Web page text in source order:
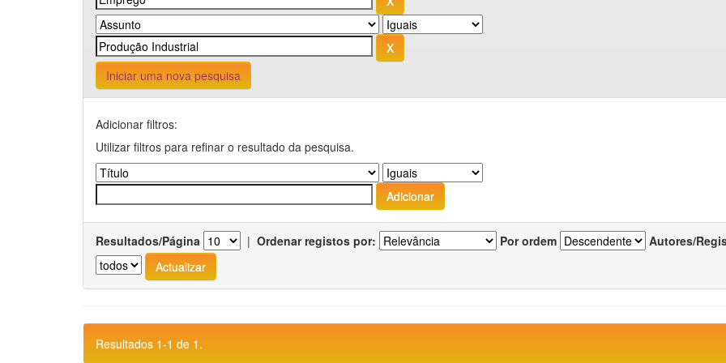
Iniciar uma nova pesquisa
Adicionar filtros:
Utilizar filtros para refinar o resultado da pesquisa.
Resultados/Página | Ordenar registos por: Por ordem Autores/
Resultados 1-1 de 1.